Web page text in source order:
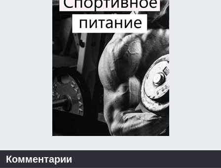
Комментарии